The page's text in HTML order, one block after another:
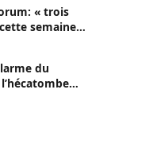
« trois
semaine à
du